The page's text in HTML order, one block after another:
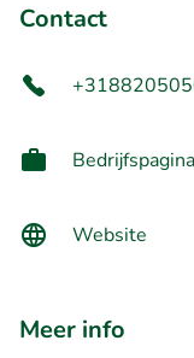
Contact
Bedrijfspagina
Website
Meer info